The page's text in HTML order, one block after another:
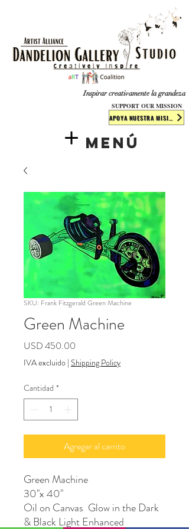
​​​Inspirar creativamente la grandeza
Menú
SUPPORT OUR MISSION
SKU: Frank Fitzgerald Green Machine
Green Machine
USD 450.00
IVA excluido | Shipping Policy
Cantidad *
Agregar al carrito
Green Machine
30"x 40"
Oil on Canvas Glow in the Dark
& Black Light Enhanced